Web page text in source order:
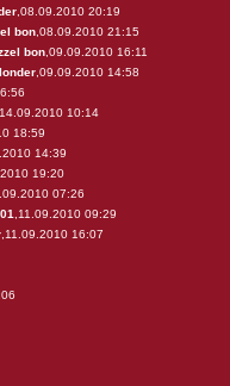
,08.09.2010 20:19
bon ,08.09.2010 21:15
bon ,09.09.2010 16:11
,09.09.2010 14:58
,14.09.2010 10:14
18:59
14:39
19:20
07:26
,11.09.2010 09:29
,11.09.2010 16:07